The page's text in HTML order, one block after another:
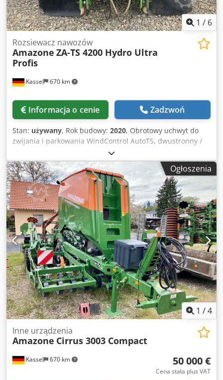
1 / 6
Kassel 670 km
Rozsiewacz nawozów
Amazone ZA-TS 4200 Hydro Ultra
Profis
Informacja o cenie Zadzwoń
Stan: używany, Rok budowy: 2020, Obrotowy uchwyt do
zwijania i parkowania WindControl AutoTS, dwustronny /
pałąk ochronny na rurę L / czujnik nachylenia do systemu
wagowego / maty FlowCheck EasyCheck, 16 szt. / chlapacze
L i drabiny / oświetlenie LED / plandeka zwijana L / zestaw
łopat rozrzucających TS Codpforxr Uyex Anmeha
Ogłoszenia
1 /4
Kassel 670 km
Inne urządzenia
Amazone Cirrus 3003 Compact
50 000 €
Cena stała plus VAT